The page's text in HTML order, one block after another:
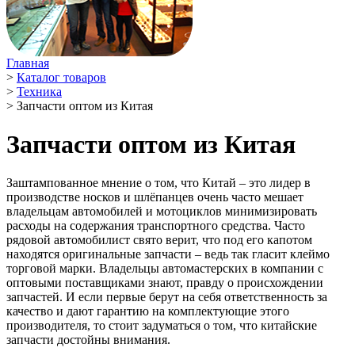
Главная
> Каталог товаров
> Техника
> Запчасти оптом из Китая
Запчасти оптом из Китая
Заштампованное мнение о том, что Китай – это лидер в
производстве носков и шлёпанцев очень часто мешает
владельцам автомобилей и мотоциклов минимизировать
расходы на содержания транспортного средства. Часто
рядовой автомобилист свято верит, что под его капотом
находятся оригинальные запчасти – ведь так гласит клеймо
торговой марки. Владельцы автомастерских в компании с
оптовыми поставщиками знают, правду о происхождении
запчастей. И если первые берут на себя ответственность за
качество и дают гарантию на комплектующие этого
производителя, то стоит задуматься о том, что китайские
запчасти достойны внимания.